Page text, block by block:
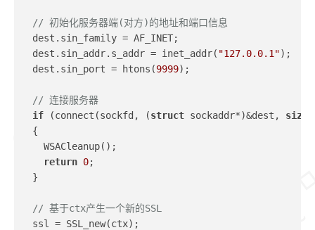
// 初始化服务器端(对方)的地址和端口信息
  dest.sin_family = AF_INET;
  dest.sin_addr.s_addr = inet_addr(
"127.0.0.1");
  dest.sin_port = htons(
9999);
// 连接服务器
if (connect(sockfd, (struct sockaddr*)&dest,
  {
    WSACleanup();
return 0;
  }
// 基于ctx产生一个新的SSL
  ssl = SSL_new(ctx);